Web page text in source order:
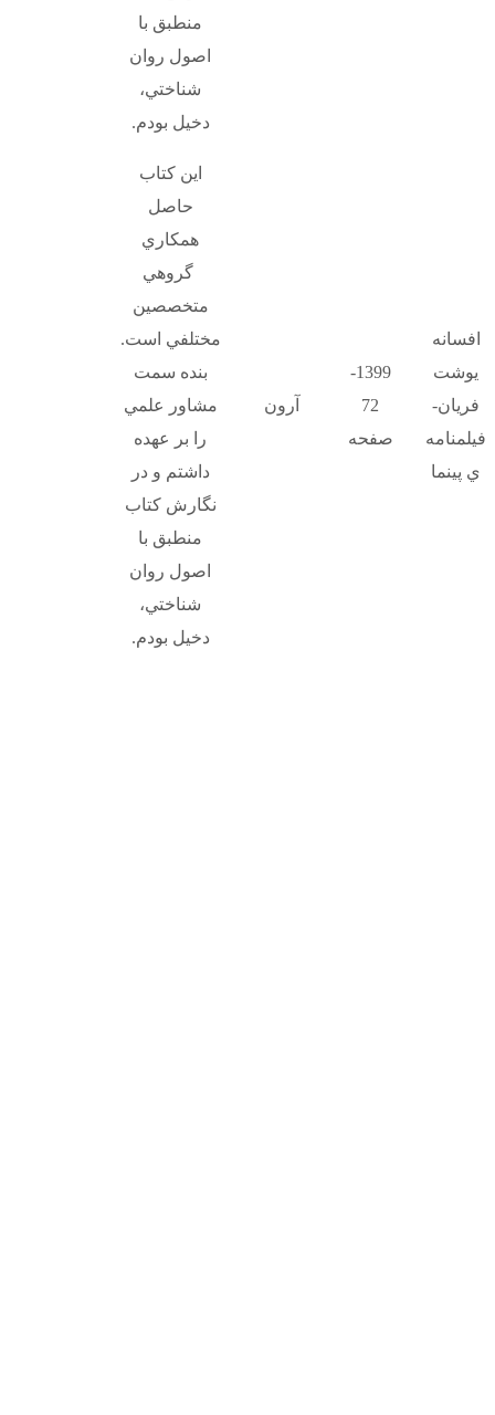
منطبق با
اصول روان
شناختي،
دخيل بودم.
افسانه
يوشت
فريان-
فيلمنامه
ي پينما
1399-
72
صفحه
آرون
اين كتاب
حاصل
همكاري
گروهي
متخصصين
مختلفي است.
بنده سمت
مشاور علمي
را بر عهده
داشتم و در
نگارش كتاب
منطبق با
اصول روان
شناختي،
دخيل بودم.